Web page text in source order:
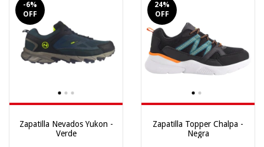
-6%
OFF
Zapatilla Nevados Yukon -
Verde
24%
OFF
Zapatilla Topper Chalpa -
Negra